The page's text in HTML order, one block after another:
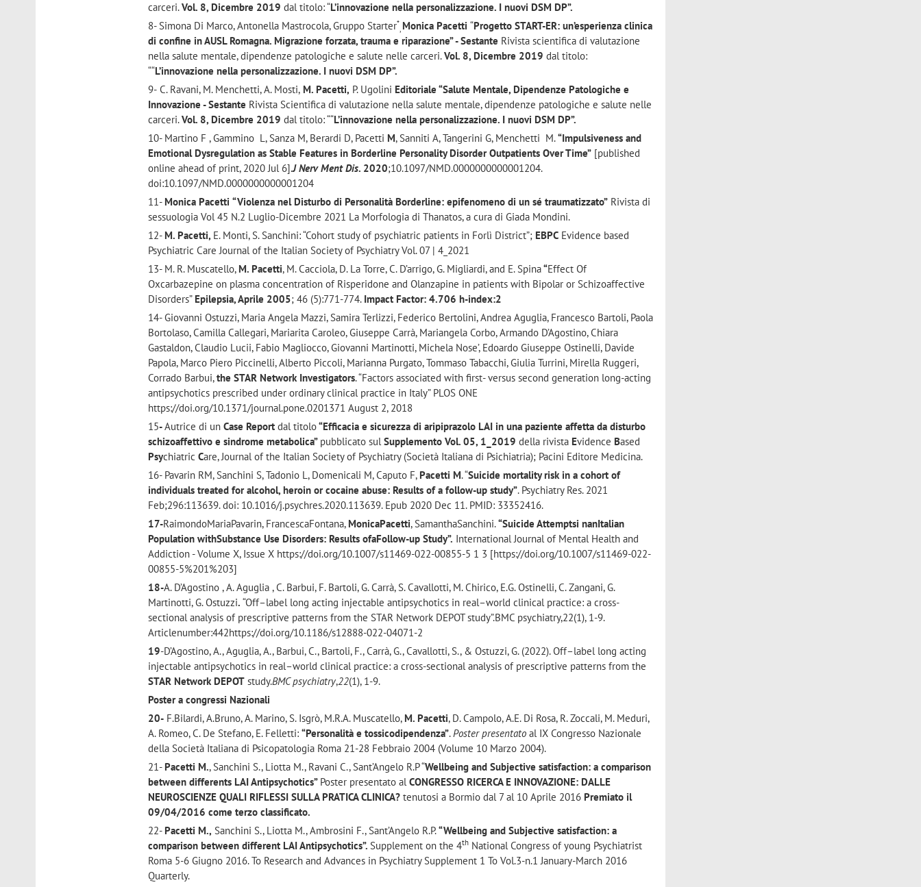
carceri.Vol. 8, Dicembre 2019 dal titolo: “L’innovazione nella personalizzazione. I nuovi DSM DP”.
8- Simona Di Marco, Antonella Mastrocola, Gruppo Starter*
, Monica Pacetti“Progetto START-ER: un’esperienza clinica
di confine in AUSL Romagna. Migrazione forzata, trauma e riparazione” - Sestante Rivista scientifica di valutazione
nella salute mentale, dipendenze patologiche e salute nelle carceri.Vol. 8, Dicembre 2019 dal titolo:
““L’innovazione nella personalizzazione. I nuovi DSM DP”.
9- C. Ravani, M. Menchetti, A. Mosti, M. Pacetti, P. Ugolini Editoriale “Salute Mentale, Dipendenze Patologiche e
Innovazione - Sestante Rivista Scientifica di valutazione nella salute mentale, dipendenze patologiche e salute nelle
carceri.Vol. 8, Dicembre 2019 dal titolo: ““L’innovazione nella personalizzazione. I nuovi DSM DP”.
10- Martino F , Gammino L, Sanza M, Berardi D, Pacetti M, Sanniti A, Tangerini G, Menchetti M.“Impulsiveness and
Emotional Dysregulation as Stable Features in Borderline Personality Disorder Outpatients Over Time” [published
online ahead of print, 2020 Jul 6].J Nerv Ment Dis. 2020;10.1097/NMD.0000000000001204.
doi:10.1097/NMD.0000000000001204
11- Monica Pacetti “Violenza nel Disturbo di Personalità Borderline: epifenomeno di un sé traumatizzato” Rivista di
sessuologia Vol 45 N.2 Luglio-Dicembre 2021 La Morfologia di Thanatos, a cura di Giada Mondini.
12- M. Pacetti, E. Monti, S. Sanchini: “Cohort study of psychiatric patients in Forlì District”; EBPC Evidence based
Psychiatric Care Journal of the Italian Society of Psychiatry Vol. 07 | 4_2021
13- M. R. Muscatello, M. Pacetti, M. Cacciola, D. La Torre, C. D’arrigo, G. Migliardi, and E. Spina“Effect Of
Oxcarbazepine on plasma concentration of Risperidone and Olanzapine in patients with Bipolar or Schizoaffective
Disorders” Epilepsia, Aprile 2005; 46 (5):771-774. Impact Factor: 4.706 h-index:2
14- Giovanni Ostuzzi, Maria Angela Mazzi, Samira Terlizzi, Federico Bertolini, Andrea Aguglia, Francesco Bartoli, Paola
Bortolaso, Camilla Callegari, Mariarita Caroleo, Giuseppe Carrà, Mariangela Corbo, Armando D’Agostino, Chiara
Gastaldon, Claudio Lucii, Fabio Magliocco, Giovanni Martinotti, Michela Nose’, Edoardo Giuseppe Ostinelli, Davide
Papola, Marco Piero Piccinelli, Alberto Piccoli, Marianna Purgato, Tommaso Tabacchi, Giulia Turrini, Mirella Ruggeri,
Corrado Barbui,the STAR Network Investigators. “Factors associated with first- versus second generation long-acting
antipsychotics prescribed under ordinary clinical practice in Italy” PLOS ONE
https://doi.org/10.1371/journal.pone.0201371 August 2, 2018
15-Autrice di unCase Reportdal titolo“Efficacia e sicurezza di aripiprazolo LAI in una paziente affetta da disturbo
schizoaffettivo e sindrome metabolica” pubblicato sulSupplemento Vol. 05, 1_2019 della rivista Evidence Based
PsychiatricCare, Journal of the Italian Society of Psychiatry (Società Italiana di Psichiatria); Pacini Editore Medicina.
16- Pavarin RM, Sanchini S, Tadonio L, Domenicali M, Caputo F, Pacetti M. “Suicide mortality risk in a cohort of
individuals treated for alcohol, heroin or cocaine abuse: Results of a follow-up study”. Psychiatry Res. 2021
Feb;296:113639. doi: 10.1016/j.psychres.2020.113639. Epub 2020 Dec 11. PMID: 33352416.
17-RaimondoMariaPavarin, FrancescaFontana, MonicaPacetti, SamanthaSanchini.“Suicide Attemptsi nanItalian
Population withSubstance Use Disorders: Results ofaFollow‑up Study”. International Journal of Mental Health and
Addiction - Volume X, Issue X https://doi.org/10.1007/s11469-022-00855-5 1 3 [https://doi.org/10.1007/s11469-022-
00855-5%201%203]
18-A. D’Agostino , A. Aguglia , C. Barbui, F. Bartoli, G. Carrà, S. Cavallotti, M. Chirico, E.G. Ostinelli, C. Zangani, G.
Martinotti, G. Ostuzzi. “Off–label long acting injectable antipsychotics in real–world clinical practice: a cross-
sectional analysis of prescriptive patterns from the STAR Network DEPOT study”.BMC psychiatry,22(1), 1-9.
Articlenumber:442https://doi.org/10.1186/s12888-022-04071-2
19-D’Agostino, A., Aguglia, A., Barbui, C., Bartoli, F., Carrà, G., Cavallotti, S., & Ostuzzi, G. (2022). Off–label long acting
injectable antipsychotics in real–world clinical practice: a cross-sectional analysis of prescriptive patterns from the
STAR Network DEPOT study.BMC psychiatry,22(1), 1-9.
Poster a congressi Nazionali
20- F.Bilardi, A.Bruno, A. Marino, S. Isgrò, M.R.A. Muscatello, M. Pacetti, D. Campolo, A.E. Di Rosa, R. Zoccali, M. Meduri,
A. Romeo, C. De Stefano, E. Felletti:“Personalità e tossicodipendenza”.Poster presentato al IX Congresso Nazionale
della Società Italiana di Psicopatologia Roma 21-28 Febbraio 2004 (Volume 10 Marzo 2004).
21- Pacetti M., Sanchini S., Liotta M., Ravani C., Sant’Angelo R.P “Wellbeing and Subjective satisfaction: a comparison
between differents LAI Antipsychotics” Poster presentato alCONGRESSO RICERCA E INNOVAZIONE: DALLE
NEUROSCIENZE QUALI RIFLESSI SULLA PRATICA CLINICA? tenutosi a Bormio dal 7 al 10 Aprile 2016 Premiato il
09/04/2016 come terzo classificato.
22- Pacetti M., Sanchini S., Liotta M., Ambrosini F., Sant’Angelo R.P.“Wellbeing and Subjective satisfaction: a
comparison between different LAI Antipsychotics”.Supplement on the 4th National Congress of young Psychiatrist
Roma 5-6 Giugno 2016. To Research and Advances in Psychiatry Supplement 1 To Vol.3-n.1 January-March 2016
Quarterly.